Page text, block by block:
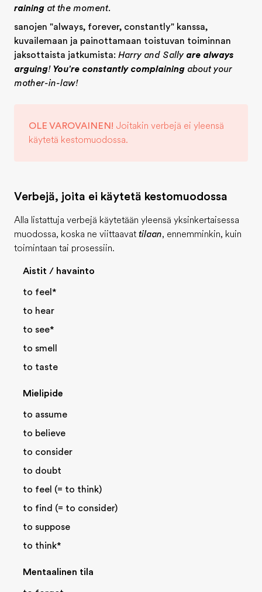
raining at the moment.
sanojen "always, forever, constantly" kanssa,
kuvailemaan ja painottamaan toistuvan toiminnan
jaksottaista jatkumista: Harry and Sally are always
arguing! You're constantly complaining about your
mother-in-law!
OLE VAROVAINEN! Joitakin verbejä ei yleensä
käytetä kestomuodossa.
Verbejä, joita ei käytetä kestomuodossa
Alla listattuja verbejä käytetään yleensä yksinkertaisessa
muodossa, koska ne viittaavat tilaan, ennemminkin, kuin
toimintaan tai prosessiin.
Aistit / havainto
to feel*
to hear
to see*
to smell
to taste
Mielipide
to assume
to believe
to consider
to doubt
to feel (= to think)
to find (= to consider)
to suppose
to think*
Mentaalinen tila